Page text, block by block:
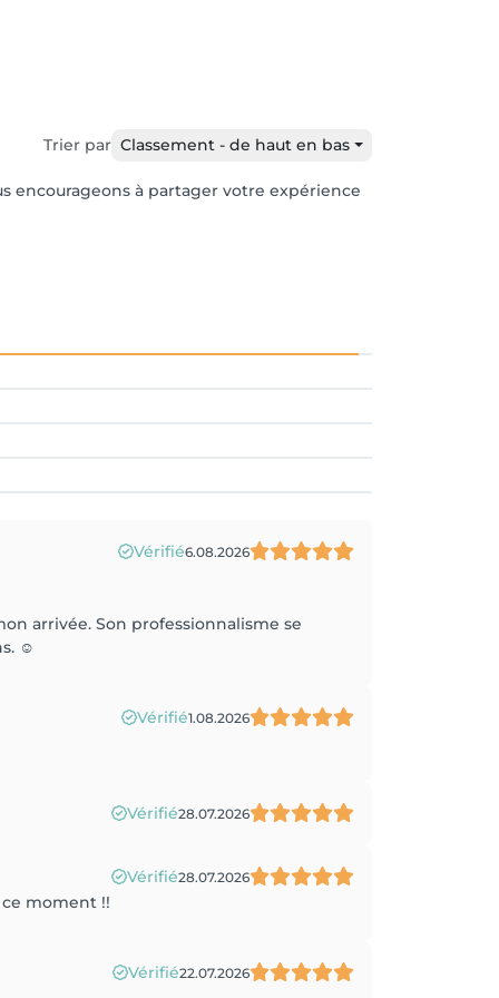
Trier par Classement - de haut en bas
encourageons à partager votre expérience
Vérifié6.08.2026
arrivée. Son professionnalisme se
☺️
Vérifié1.08.2026
Vérifié28.07.2026
Vérifié28.07.2026
moment !!
Vérifié22.07.2026